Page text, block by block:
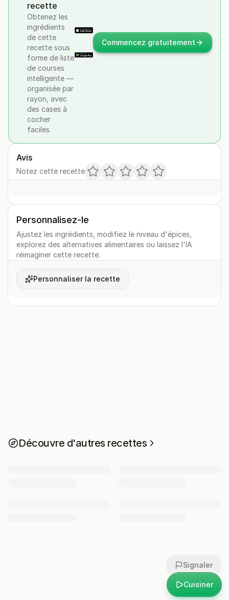
Cuisiner
recette
Obtenez les
ingrédients
de cette
recette sous
forme de liste
de courses
intelligente —
organisée par
rayon, avec
des cases à
cocher
faciles.
Commencez gratuitement
Avis
Notez cette recette
Personnalisez-le
Ajustez les ingrédients, modifiez le niveau d'épices,
explorez des alternatives alimentaires ou laissez l'IA
réimaginer cette recette.
Personnaliser la recette
Découvre d'autres recettes
Signaler